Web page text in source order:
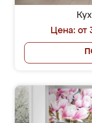
Цена: от